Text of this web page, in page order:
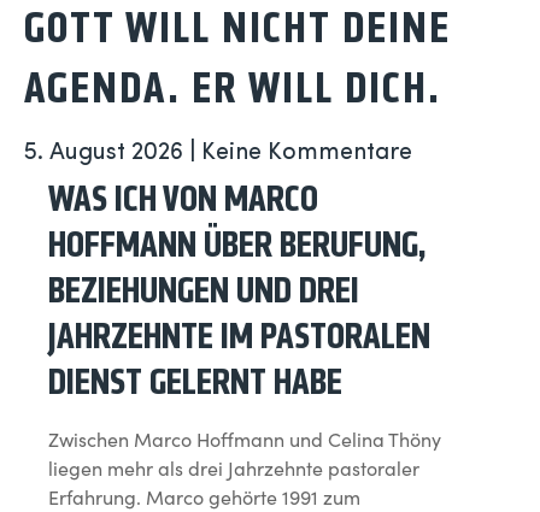
GOTT WILL NICHT DEINE
AGENDA. ER WILL DICH.
5. August 2026 Keine Kommentare
WAS ICH VON MARCO
HOFFMANN ÜBER BERUFUNG,
BEZIEHUNGEN UND DREI
JAHRZEHNTE IM PASTORALEN
DIENST GELERNT HABE
Zwischen Marco Hoffmann und Celina Thöny
liegen mehr als drei Jahrzehnte pastoraler
Erfahrung. Marco gehörte 1991 zum